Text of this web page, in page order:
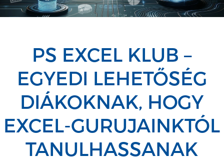
PS EXCEL KLUB –
EGYEDI LEHETŐSÉG
DIÁKOKNAK, HOGY
EXCEL-GURUJAINKTÓL
TANULHASSANAK